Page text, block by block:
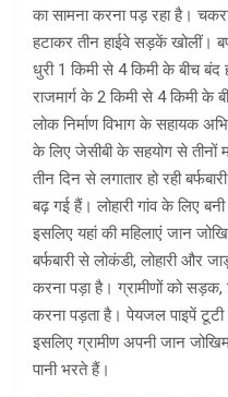
का सामना करना पड़ रहा है।
हटाकर तीन हाईवे सड़कें खोलीं।
धुरी 1 किमी से 4 किमी के बीच
राजमार्ग के 2 किमी से 4 किमी के
लोक निर्माण विभाग के सहायक
के लिए जेसीबी के सहयोग से तीनों
तीन दिन से लगातार हो रही
बढ़ गई हैं। लोहारी गांव के लिए
इसलिए यहां की महिलाएं जान
बर्फबारी से लोकंडी, लोहारी और
करना पड़ा है। ग्रामीणों को
करना पड़ता है। पेयजल पाइपें टूटी
इसलिए ग्रामीण अपनी जान
पानी भरते हैं।